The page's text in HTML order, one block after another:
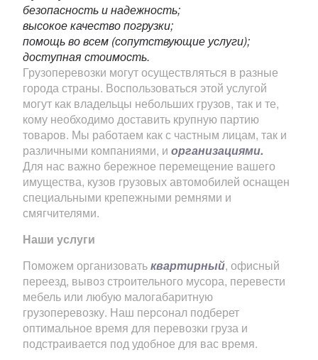
безопасность и надежность;
высокое качество погрузки;
помощь во всем (сопутствующие услуги);
доступная стоимость.
Грузоперевозки могут осуществляться в разные
города страны. Воспользоваться этой услугой
могут как владельцы небольших грузов, так и те,
кому необходимо доставить крупную партию
товаров. Мы работаем как с частным лицам, так и
различными компаниями, и организациями.
Для нас важно бережное перемещение вашего
имущества, кузов грузовых автомобилей оснащен
специальными крепежными ремнями и
смягчителями.
Наши услуги
Поможем организоватьквартирный, офисный
переезд, вывоз строительного мусора, перевести
мебель или любую малогабаритную
грузоперевозку. Наш персонал подберет
оптимальное время для перевозки груза и
подстраивается под удобное для вас время.